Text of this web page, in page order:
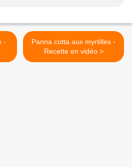
Panna cotta aux myrtilles -
Recette en vidéo >